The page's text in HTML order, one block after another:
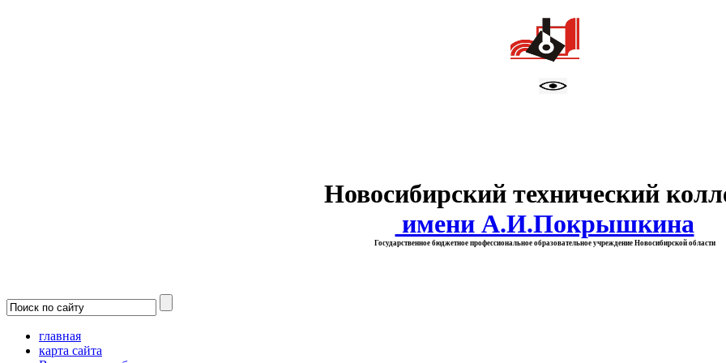
Новосибирский технический
имени А.И.Покрышкина
Государственное бюджетное профессиональное образовательное учреждение Новосибирской области
главная
карта сайта